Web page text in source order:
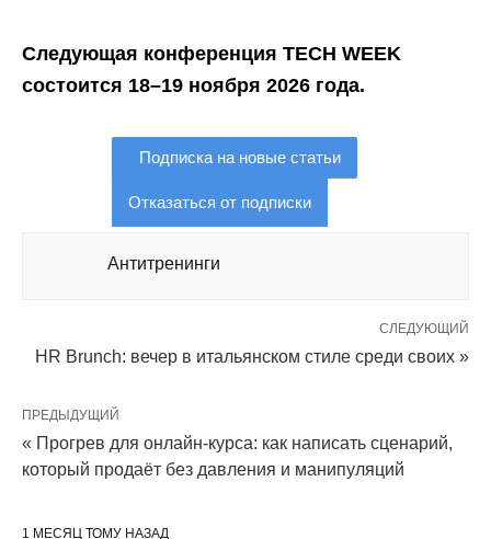
Следующая конференция TECH WEEK
состоится 18–19 ноября 2026 года.
Подписка на новые статьи
Отказаться от подписки
Антитренинги
СЛЕДУЮЩИЙ
HR Brunch: вечер в итальянском стиле среди своих »
ПРЕДЫДУЩИЙ
« Прогрев для онлайн-курса: как написать сценарий,
который продаёт без давления и манипуляций
1 МЕСЯЦ ТОМУ НАЗАД